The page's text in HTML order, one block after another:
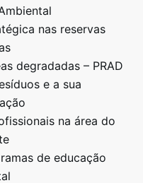
nas reservas
degradadas – PRAD
e a sua
na área do
de educação